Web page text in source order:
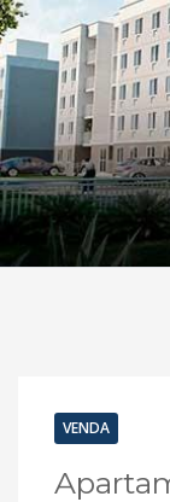
VENDA